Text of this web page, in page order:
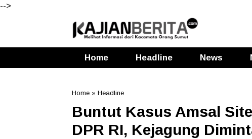
-->
Home Headline News
Home » Headline
Buntut Kasus Amsal
DPR RI, Kejagung